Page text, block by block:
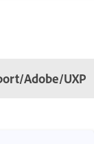
Adobe/UXP